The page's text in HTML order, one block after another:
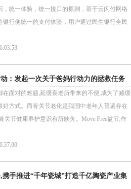
，统一体验，统一接口的原则，基于云闪付网络
银行侧统一的支付体验，用户通过民生银行全民
：发起一次关于爸妈行动力的拯救任务
面对的难题,延缓衰老所带来的不便,成为了减缓
好方式。而骨关节老化是我国中老年人普遍存在
关节健康养护意识有所缺失。Move Free益节,作
手推进“千年瓷城”打造千亿陶瓷产业集